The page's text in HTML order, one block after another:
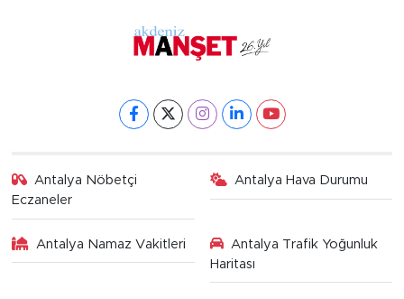
Antalya Nöbetçi
Eczaneler
Antalya Hava Durumu
Antalya Namaz Vakitleri
Antalya Trafik Yoğunluk
Haritası